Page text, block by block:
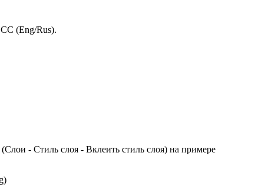
(Eng/Rus).
(Слои - Стиль слоя - Вклеить стиль слоя) на примере